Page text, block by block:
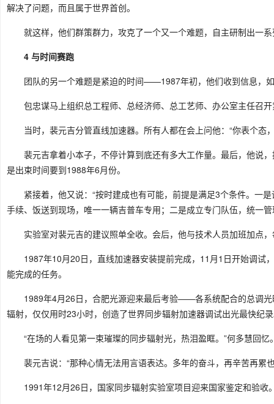
解决了问题，而且属于世界首创。
就这样，他们群策群力，攻克了一个又一个难题，自主研制出一
4 与时间赛跑
团队的另一个难题是紧迫的时间——1987年初，他们收到信息，
包忠谋马上组织总工程师、总经济师、总工艺师、办公室主任召
当时，裴元吉分管直线加速器。所有人都在会上问他：“你表个态
裴元吉拿着小本子，不停计算到底还有多大工作量。最后，他说
是出束时间要到1988年6月份。
紧接着，他又说：“按时建成也有可能，前提是满足3个条件。一
手续、饭送到现场，唯一一辆吉普车专用；二是成立专门队伍，统一
实验室对裴元吉的建议照单全收。会后，他与技术人员加班加点
1987年10月20日，直线加速器安装提前完成，11月1日开始调试
能完成的任务。
1989年4月26日，合肥光源迎来最后考验——各系统配合的总调
辐射，仅仅用时23小时，创造了世界同步辐射加速器调试出光最快纪
“在场的人看见第一束璀璨的同步辐射光，热泪盈眶。”何多慧回忆
裴元吉说：“那种心情无法用言语表达。多年的奋斗，再辛苦再累
1991年12月26日，国家同步辐射实验室项目迎来国家鉴定和验